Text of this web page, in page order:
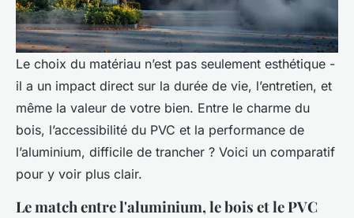
Le choix du matériau n’est pas seulement esthétique -
il a un impact direct sur la durée de vie, l’entretien, et
même la valeur de votre bien. Entre le charme du
bois, l’accessibilité du PVC et la performance de
l’aluminium, difficile de trancher ? Voici un comparatif
pour y voir plus clair.
Le match entre l'aluminium, le bois et le PVC